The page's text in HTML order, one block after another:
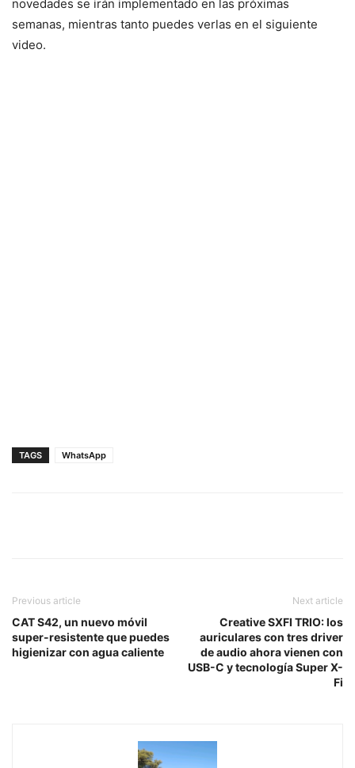
novedades se irán implementado en las próximas
semanas, mientras tanto puedes verlas en el siguiente
video.
TAGS WhatsApp
Previous article
CAT S42, un nuevo móvil
super-resistente que puedes
higienizar con agua caliente
Next article
Creative SXFI TRIO: los
auriculares con tres driver
de audio ahora vienen con
USB-C y tecnología Super X-
Fi